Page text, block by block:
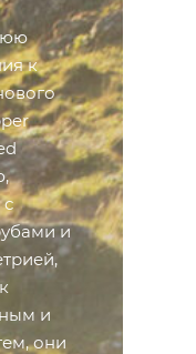
к
и
и
они